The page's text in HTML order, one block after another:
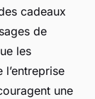
cadeaux
de
les
une